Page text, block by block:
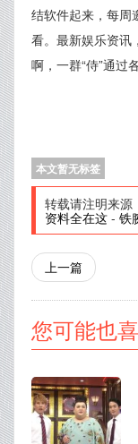
结软件起来，每周
看。最新娱乐资讯
啊，一群“侍”通过
本文暂无标签
转载请注明来源
资料全在这 - 铁
上一篇
您可能也